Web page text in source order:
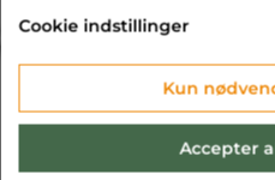
‹
Cookie indstillinger
Kun
Accepter